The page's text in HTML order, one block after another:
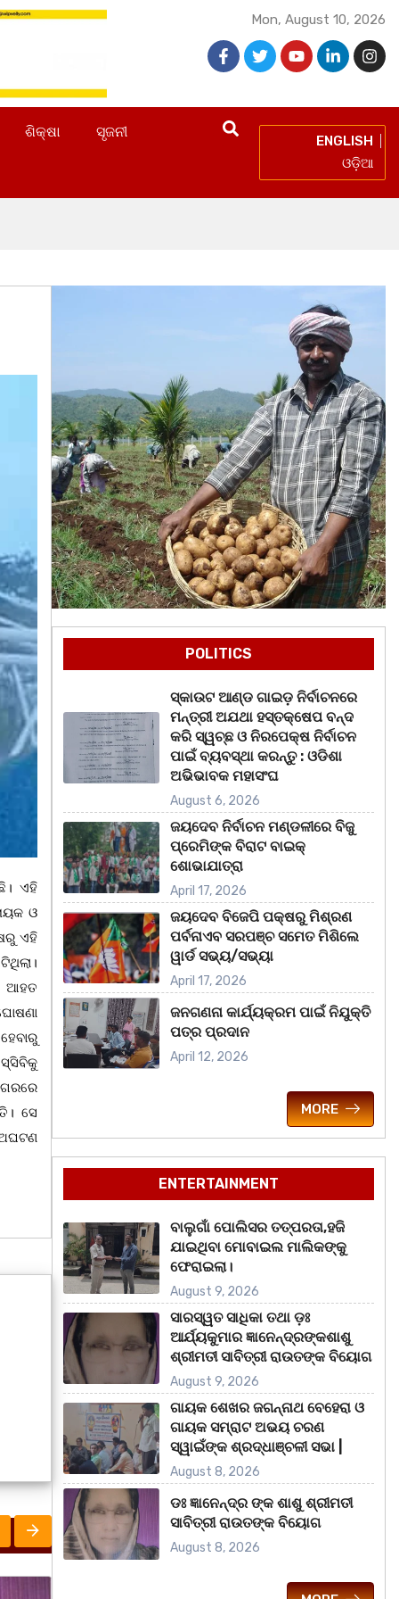
Mon, August 10, 2026
ଶିକ୍ଷା ସୃଜନୀ
ENGLISH
ଓଡ଼ିଆ
ଏହି
ଓ
ଏହି
ଆହତ
ସେ
POLITICS
ସ୍କାଉଟ ଆଣ୍ଡ ଗାଇଡ଼ ନିର୍ବାଚନରେ
ମନ୍ତ୍ରୀ ଅଯଥା ହସ୍ତକ୍ଷେପ ବନ୍ଦ
କରି ସ୍ୱଚ୍ଛ ଓ ନିରପେକ୍ଷ ନିର୍ବାଚନ
ପାଇଁ ବ୍ୟବସ୍ଥା କରନ୍ତୁ : ଓଡିଶା
ଅଭିଭାବକ ମହାସଂଘ
August 6, 2026
ଜୟଦେବ ନିର୍ବାଚନ ମଣ୍ଡଳୀରେ ବିଜୁ
ପ୍ରେମିଙ୍କ ବିରାଟ ବାଇକ୍
ଶୋଭାଯାତ୍ରା
April 17, 2026
ଜୟଦେବ ବିଜେପି ପକ୍ଷରୁ ମିଶ୍ରଣ
ପର୍ବନାଏବ ସରପଞ୍ଚ ସମେତ ମିଶିଲେ
ୱାର୍ଡ ସଭ୍ୟ/ସଭ୍ୟା
April 17, 2026
ଜନଗଣନା କାର୍ଯ୍ୟକ୍ରମ ପାଇଁ ନିଯୁକ୍ତି
ପତ୍ର ପ୍ରଦାନ
April 12, 2026
MORE
ENTERTAINMENT
ବାଲୁଗାଁ ପୋଲିସର ତତ୍‌ପରତା,ହଜି
ଯାଇଥିବା ମୋବାଇଲ ମାଲିକଙ୍କୁ
ଫେରାଇଲା।
August 9, 2026
ସାରସ୍ୱତ ସାଧିକା ତଥା ଡ଼ଃ
ଆର୍ଯ୍ୟକୁମାର ଜ୍ଞାନେନ୍ଦ୍ରଙ୍କଶାଶୁ
ଶ୍ରୀମତୀ ସାବିତ୍ରୀ ରାଉତଙ୍କ ବିୟୋଗ
August 9, 2026
ଗାୟକ ଶେଖର ଜଗନ୍ନାଥ ବେହେରା ଓ
ଗାୟକ ସମ୍ରାଟ ଅଭୟ ଚରଣ
ସ୍ୱାଇଁଙ୍କ ଶ୍ରଦ୍ଧାଞ୍ଚଳୀ ସଭା |
August 8, 2026
ଡଃ ଜ୍ଞାନେନ୍ଦ୍ର ଙ୍କ ଶାଶୁ ଶ୍ରୀମତୀ
ସାବିତ୍ରୀ ରାଉତଙ୍କ ବିୟୋଗ
August 8, 2026